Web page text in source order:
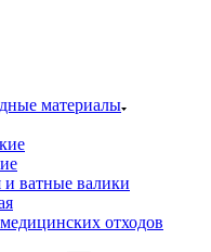
материалы
ватные валики
отходов